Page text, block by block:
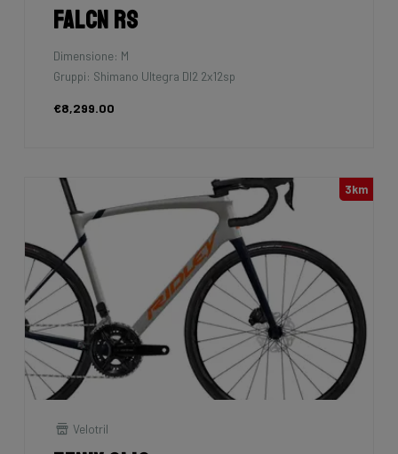
Falcn RS
Dimensione: M
Gruppi: Shimano Ultegra DI2 2x12sp
€8,299.00
3km
Velotril